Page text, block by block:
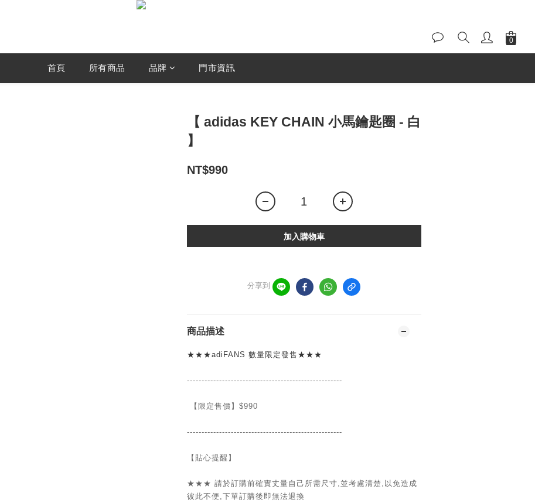
首頁 所有商品 品牌 門市資訊
【 adidas KEY CHAIN 小馬鑰匙圈 - 白
】
NT$990
加入購物車
分享到
商品描述
★★★adiFANS 數量限定發售 ★★★
-----------------------------------------------------
【限定售價】 $990
-----------------------------------------------------
【貼心提醒】
★★★ 請於訂購前確實丈量自己所需尺寸,並考慮清楚,以免造成
彼此不便,下單訂購後即無法退換